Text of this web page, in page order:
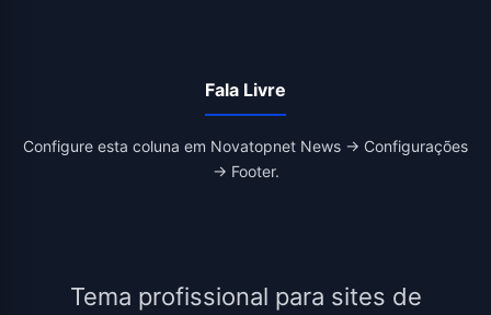
Fala Livre
Configure esta coluna em Novatopnet News → Configurações
→ Footer.
Tema profissional para sites de